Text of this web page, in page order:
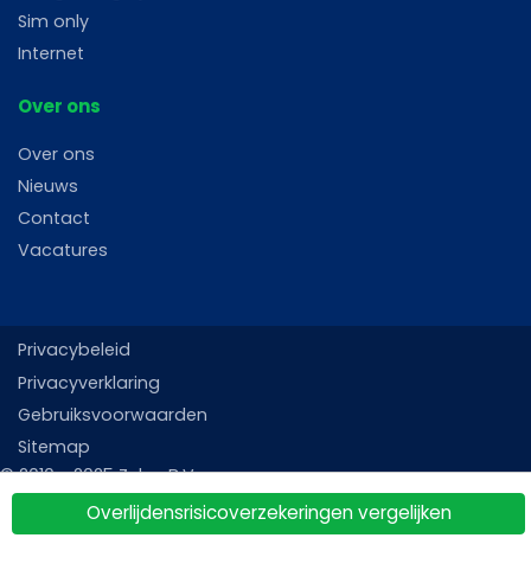
Overlijdensrisicoverzekeringen vergelijken
Sim only
Internet
Over ons
Over ons
Nieuws
Contact
Vacatures
Privacybeleid
Privacyverklaring
Gebruiksvoorwaarden
Sitemap